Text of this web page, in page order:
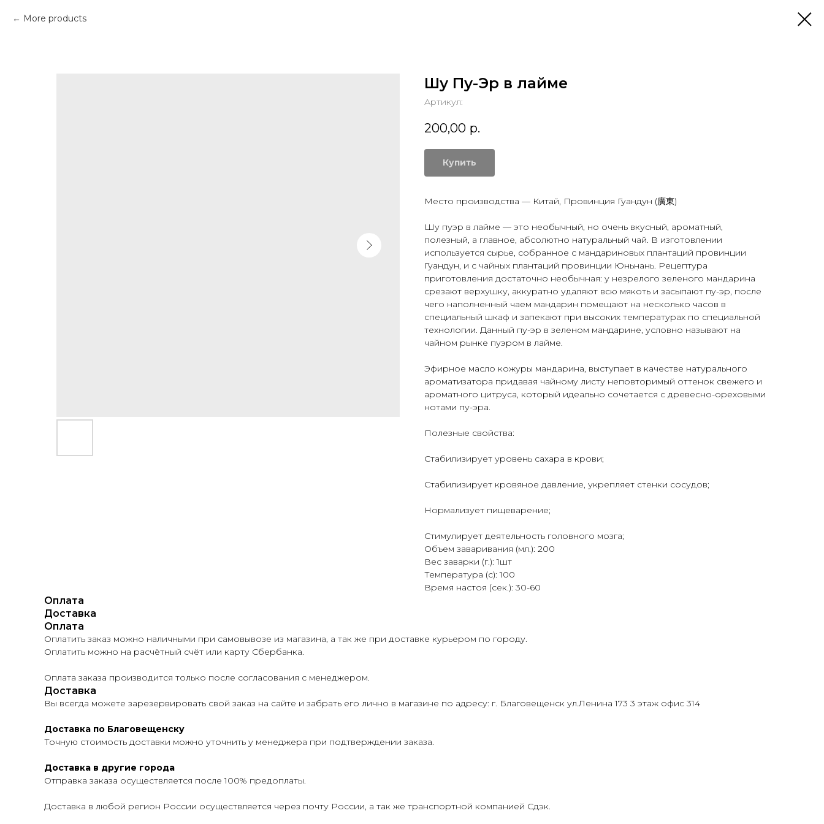
More products
Шу Пу-Эр в лайме
Артикул:
200,00 р.
Купить
Место производства — Китай, Провинция Гуандун (廣東)
Шу пуэр в лайме — это необычный, но очень вкусный, ароматный,
полезный, а главное, абсолютно натуральный чай. В изготовлении
используется сырье, собранное с мандариновых плантаций провинции
Гуандун, и с чайных плантаций провинции Юньнань. Рецептура
приготовления достаточно необычная: у незрелого зеленого мандарина
срезают верхушку, аккуратно удаляют всю мякоть и засыпают пу-эр, после
чего наполненный чаем мандарин помещают на несколько часов в
специальный шкаф и запекают при высоких температурах по специальной
технологии. Данный пу-эр в зеленом мандарине, условно называют на
чайном рынке пуэром в лайме.
Эфирное масло кожуры мандарина, выступает в качестве натурального
ароматизатора придавая чайному листу неповторимый оттенок свежего и
ароматного цитруса, который идеально сочетается с древесно-ореховыми
нотами пу-эра.
Полезные свойства:
Стабилизирует уровень сахара в крови;
Стабилизирует кровяное давление, укрепляет стенки сосудов;
Нормализует пищеварение;
Стимулирует деятельность головного мозга;
Объем заваривания (мл.): 200
Вес заварки (г.): 1шт
Температура (с): 100
Время настоя (сек.): 30-60
Оплата
Доставка
Оплата
Оплатить заказ можно наличными при самовывозе из магазина, а так же при доставке курьером по городу.
Оплатить можно на расчётный счёт или карту Сбербанка.
Оплата заказа производится только после согласования с менеджером.
Доставка
Вы всегда можете зарезервировать свой заказ на сайте и забрать его лично в магазине по адресу: г. Благовещенск ул.Ленина 173 3 этаж офис 314
Доставка по Благовещенску
Точную стоимость доставки можно уточнить у менеджера при подтверждении заказа.
Доставка в другие города
Отправка заказа осуществляется после 100% предоплаты.
Доставка в любой регион России осуществляется через почту России, а так же транспортной компанией Сдэк.